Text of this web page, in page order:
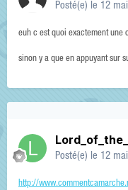
Posté(e) le 12
euh c est quoi exactement une
sinon y a que en appuyant sur
Posté(e) le 12
http://